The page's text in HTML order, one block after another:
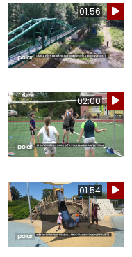
01:56
02:00
01:54